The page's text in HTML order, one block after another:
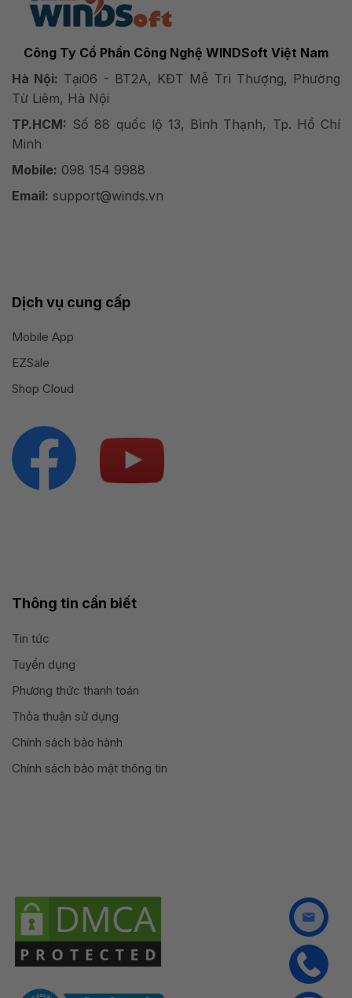
Công Ty Cổ Phần Công Nghệ WINDSoft Việt Nam
Hà Nội: Tại06 - BT2A, KĐT Mễ Trì Thượng, Phường
Từ Liêm, Hà Nội
TP.HCM: Số 88 quốc lộ 13, Bình Thạnh, Tp. Hồ Chí
Minh
Mobile: 098 154 9988
Email: support@winds.vn
Dịch vụ cung cấp
Mobile App
EZSale
Shop Cloud
Thông tin cần biết
Tin tức
Tuyển dụng
Phương thức thanh toán
Thỏa thuận sử dụng
Chính sách bảo hành
Chính sách bảo mật thông tin